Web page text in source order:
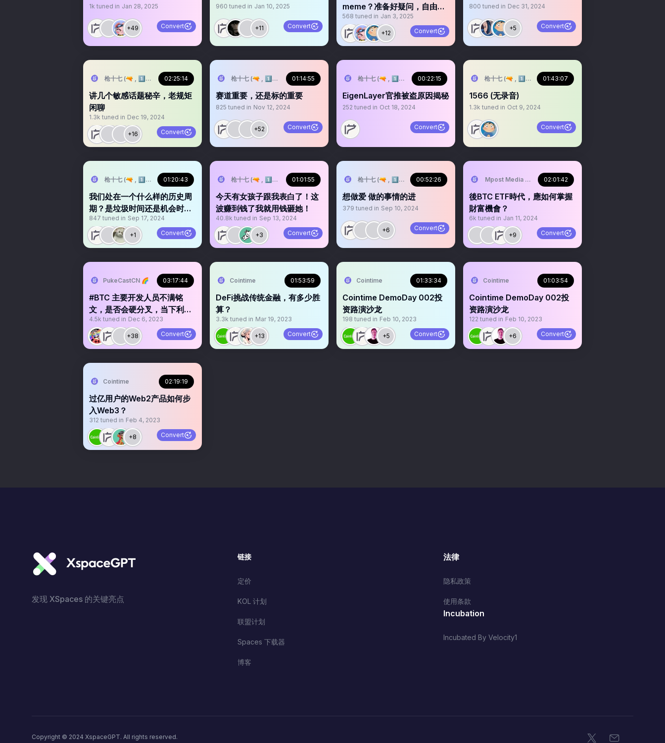
1k tuned in Jan 28, 2025
+49 Convert
960 tuned in Jan 10, 2025
+11 Convert
meme？准备好疑问，自由提
问！
568 tuned in Jan 3, 2025
+12 Convert
800 tuned in Dec 31, 2024
+5 Convert
枪十七 (🔫 , 1️⃣7️⃣) 02:25:14
讲几个敏感话题秘辛，老规矩
闲聊
1.3k tuned in Dec 19, 2024
+16 Convert
枪十七 (🔫 , 1️⃣7️⃣) 01:14:55
赛道重要，还是标的重要
825 tuned in Nov 12, 2024
+52 Convert
枪十七 (🔫 , 1️⃣7️⃣) 00:22:15
EigenLayer官推被盗原因揭秘
252 tuned in Oct 18, 2024
Convert
枪十七 (🔫 , 1️⃣7️⃣) 01:43:07
1566 (无录音)
1.3k tuned in Oct 9, 2024
Convert
枪十七 (🔫 , 1️⃣7️⃣) 01:20:43
我们处在一个什么样的历史周
期？是垃圾时间还是机会时
间？
847 tuned in Sep 17, 2024
+1 Convert
枪十七 (🔫 , 1️⃣7️⃣) 01:01:55
今天有女孩子跟我表白了！这
波赚到钱了我就用钱砸她！
40.8k tuned in Sep 13, 2024
+3 Convert
枪十七 (🔫 , 1️⃣7️⃣) 00:52:26
想做爱 做的事情的进
379 tuned in Sep 10, 2024
+6 Convert
Mpost Media Group 02:01:42
後BTC ETF時代，應如何掌握
財富機會？
6k tuned in Jan 11, 2024
+9 Convert
PukeCastCN 🌈 03:17:44
#BTC 主要开发人员不满铭
文，是否会硬分叉，当下利好
哪些铭文？
4.5k tuned in Dec 6, 2023
+38 Convert
Cointime 01:53:59
DeFi挑战传统金融，有多少胜
算？
3.3k tuned in Mar 19, 2023
+13 Convert
Cointime 01:33:34
Cointime DemoDay 002投
资路演沙龙
198 tuned in Feb 10, 2023
+5 Convert
Cointime 01:03:54
Cointime DemoDay 002投
资路演沙龙
122 tuned in Feb 10, 2023
+6 Convert
Cointime 02:19:19
过亿用户的Web2产品如何步
入Web3？
312 tuned in Feb 4, 2023
+8 Convert
发现 XSpaces 的关键亮点
链接
定价
KOL 计划
联盟计划
Spaces 下载器
博客
法律
隐私政策
使用条款
Incubation
Incubated By Velocity1
Copyright © 2024 XspaceGPT. All rights reserved. X 电子邮件